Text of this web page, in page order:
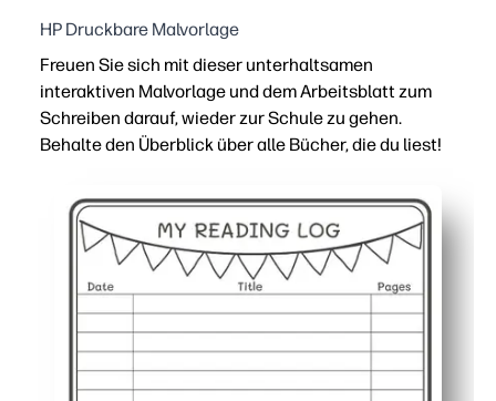
HP Druckbare Malvorlage
Freuen Sie sich mit dieser unterhaltsamen
interaktiven Malvorlage und dem Arbeitsblatt zum
Schreiben darauf, wieder zur Schule zu gehen.
Behalte den Überblick über alle Bücher, die du liest!
Drucken und loslegen — Sie können es in
Fesselt die Leser — Kinder malen, während sie
Fördert Fähigkeiten — Aufforderungen fördern das
Geeignet für Klassenzimmer oder zu Hause — ideal